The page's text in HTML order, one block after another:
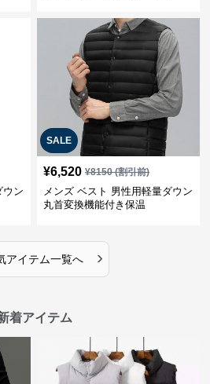
ウン
SALE
¥6,520 ¥8150(割引前)
メンズ ベスト 男性用軽量ダウン
丸首変換機能付き保温
アイテム一覧へ ›
着アイテム